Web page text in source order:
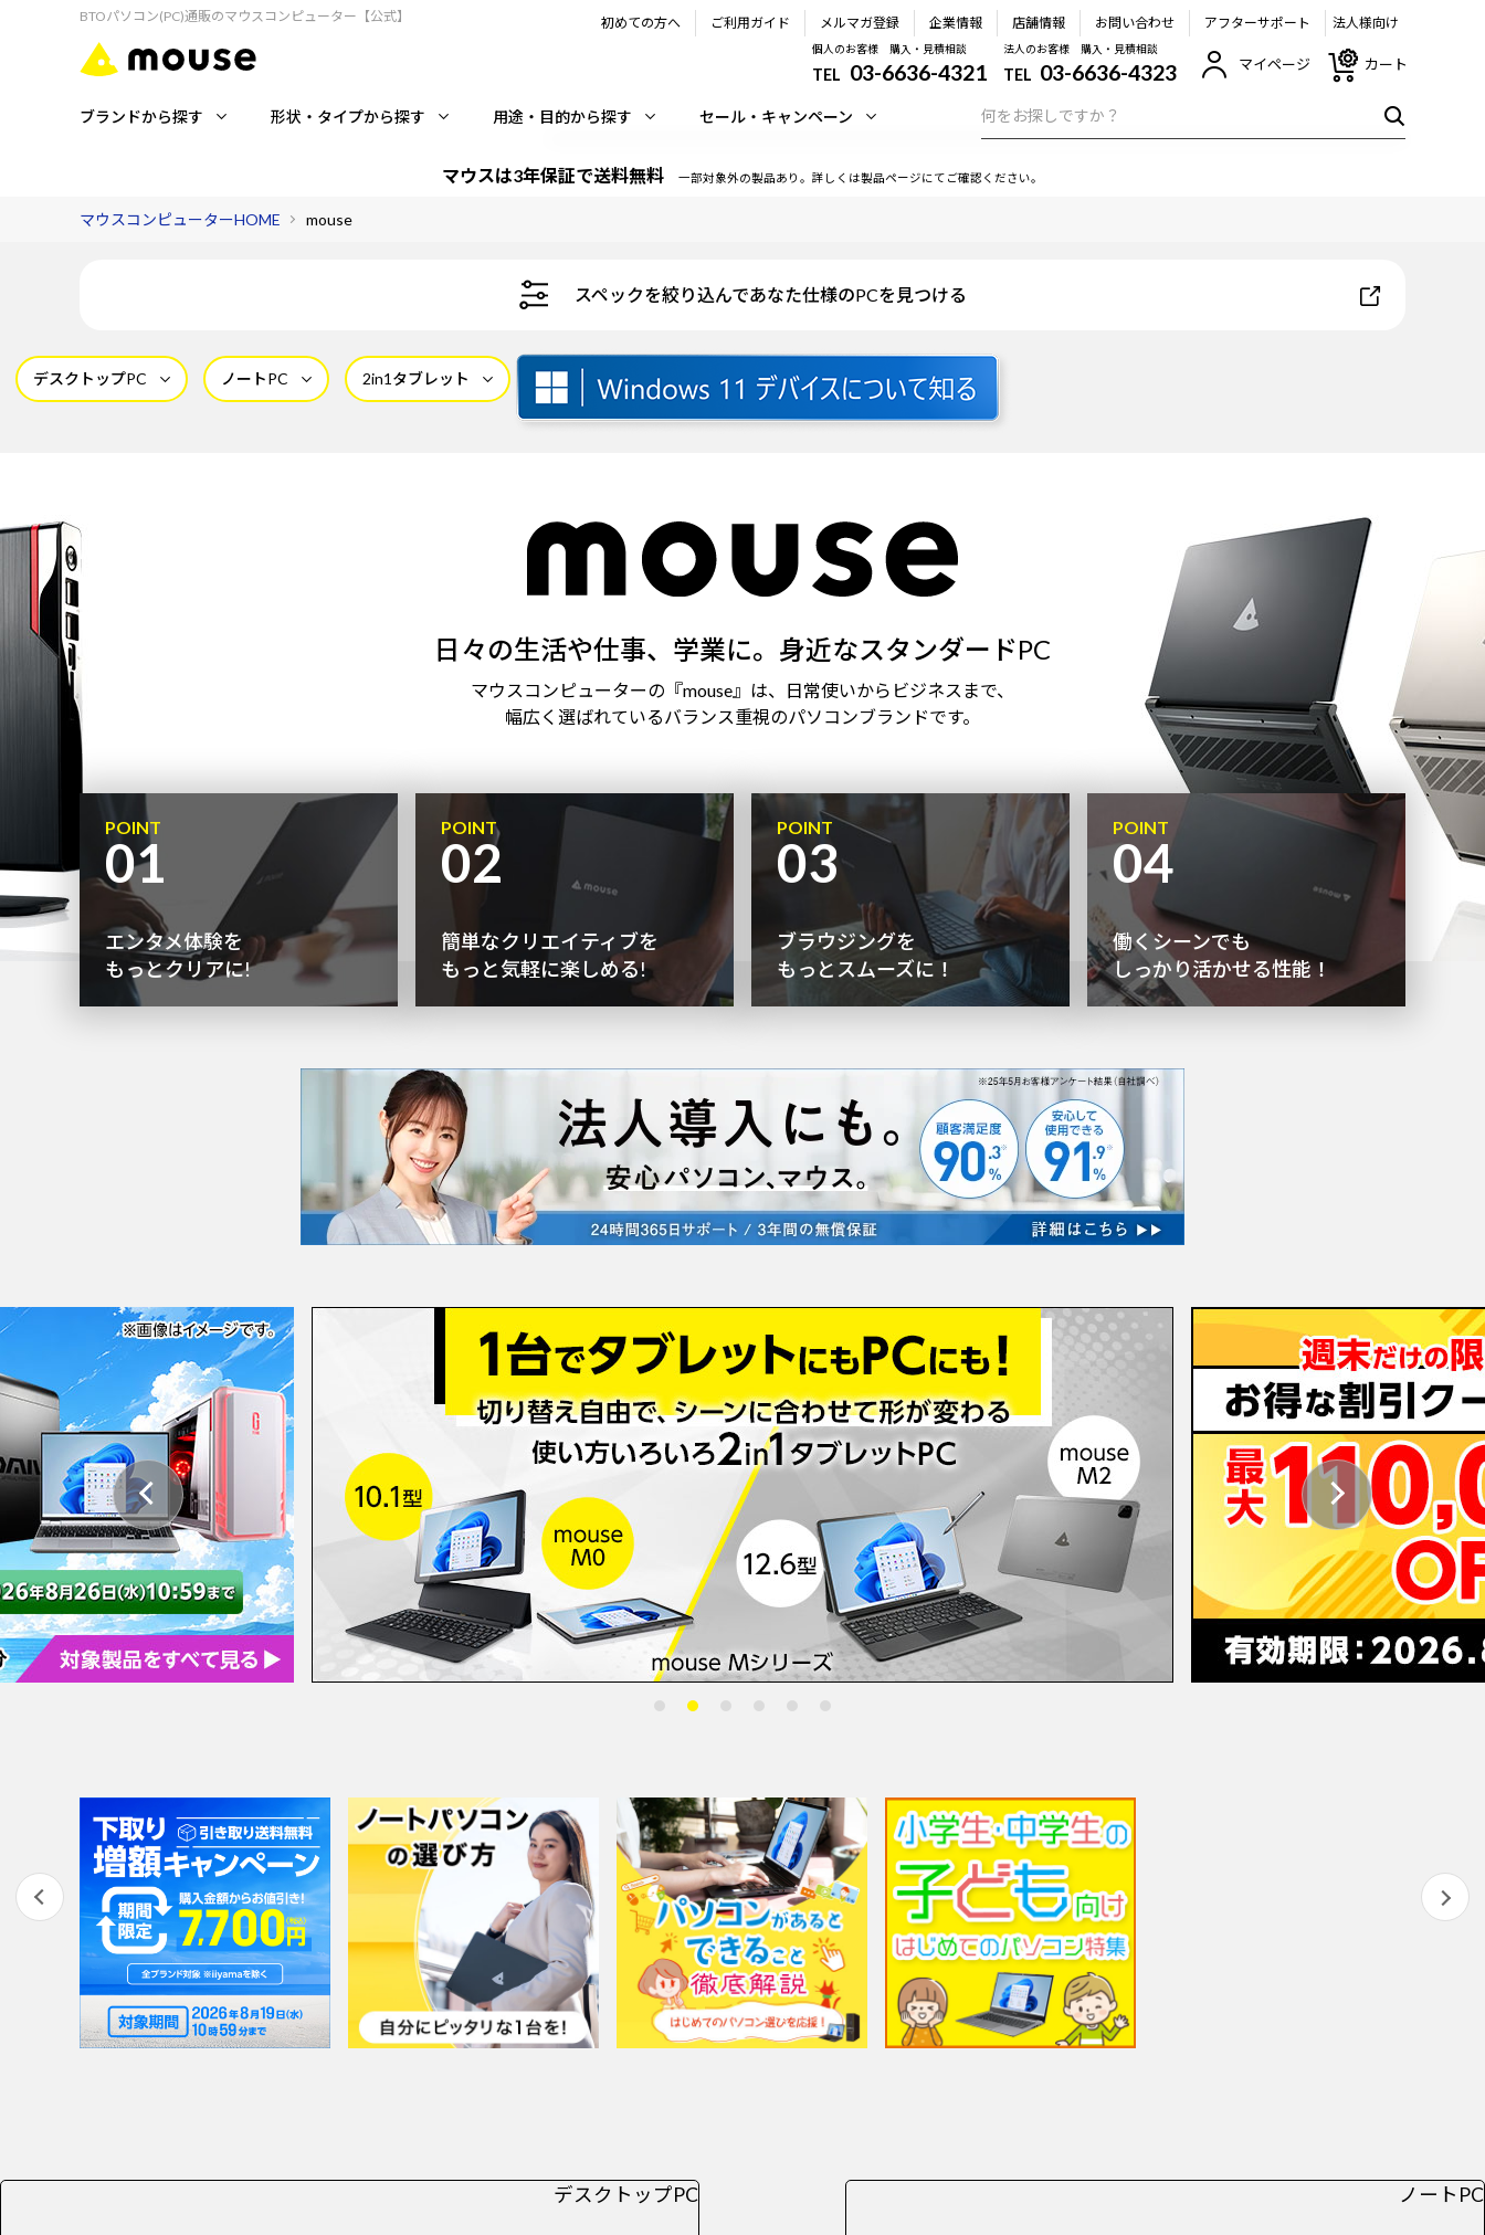
BTOパソコン(PC)通販のマウスコンピューター【公式】 初めての方へ ご利用ガイド メルマガ登録 企業情報 店舗情報 お問い合わせ アフターサポート 法人様向け
個人のお客様 購入・見積相談
TEL 03-6636-4321
法人のお客様 購入・見積相談
TEL 03-6636-4323 マイページ カート
ブランドから探す 形状・タイプから探す 用途・目的から探す セール・キャンペーン
マウスは3年保証で送料無料 一部対象外の製品あり。詳しくは製品ページにてご確認ください。
マウスコンピューターHOME mouse
スペックを絞り込んであなた仕様のPCを見つける
デスクトップPC ノートPC 2in1タブレット
日々の生活や仕事、学業に。身近なスタンダードPC
マウスコンピューターの『mouse』は、日常使いからビジネスまで、
幅広く選ばれているバランス重視のパソコンブランドです。
POINT
01
エンタメ体験を
もっとクリアに!
POINT
02
簡単なクリエイティブを
もっと気軽に楽しめる!
POINT
03
ブラウジングを
もっとスムーズに！
POINT
04
働くシーンでも
しっかり活かせる性能！
デスクトップPC ノートPC